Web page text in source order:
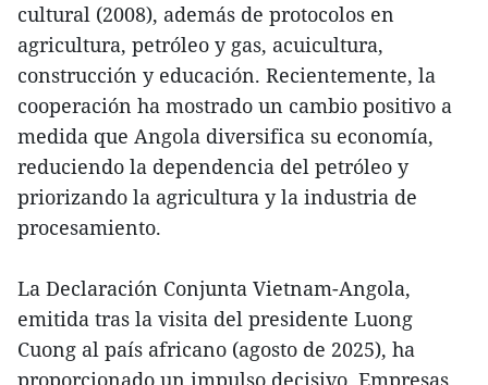
cultural (2008), además de protocolos en
agricultura, petróleo y gas, acuicultura,
construcción y educación. Recientemente, la
cooperación ha mostrado un cambio positivo a
medida que Angola diversifica su economía,
reduciendo la dependencia del petróleo y
priorizando la agricultura y la industria de
procesamiento.
La Declaración Conjunta Vietnam-Angola,
emitida tras la visita del presidente Luong
Cuong al país africano (agosto de 2025), ha